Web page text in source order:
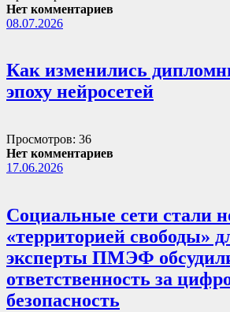
Нет комментариев
08.07.2026
Как изменились
эпоху нейросетей
Просмотров: 36
Нет комментариев
17.06.2026
Социальные сети стали
«территорией свободы»
эксперты ПМЭФ
ответственность за
безопасность